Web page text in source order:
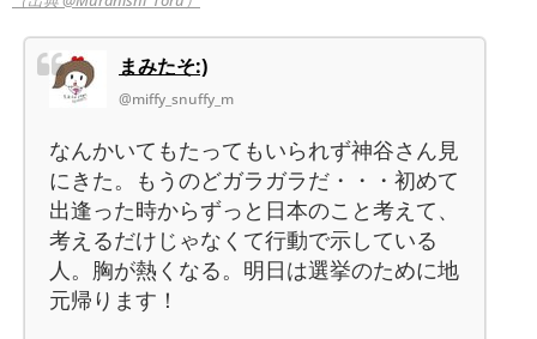
まみたそ:)
@miffy_snuffy_m
なんかいてもたってもいられず神谷さん見
にきた。もうのどガラガラだ・・・初めて
出逢った時からずっと日本のこと考えて、
考えるだけじゃなくて行動で示している
人。胸が熱くなる。明日は選挙のために地
元帰ります！